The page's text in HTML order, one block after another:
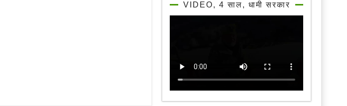
VIDEO, 4 साल, धामी सरकार